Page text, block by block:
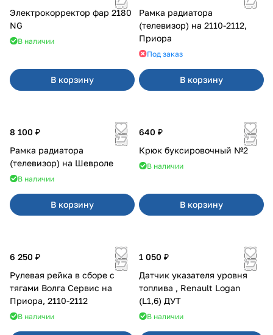
Электрокорректор фар 2180
NG
В наличии
В корзину
Рамка радиатора
(телевизор) на 2110-2112,
Приора
Под заказ
В корзину
8 100 ₽
Рамка радиатора
(телевизор) на Шевроле
В наличии
В корзину
640 ₽
Крюк буксировочный №2
В наличии
В корзину
6 250 ₽
Рулевая рейка в сборе с
тягами Волга Сервис на
Приора, 2110-2112
В наличии
1 050 ₽
Датчик указателя уровня
топлива , Renault Logan
(L1,6) ДУТ
В наличии